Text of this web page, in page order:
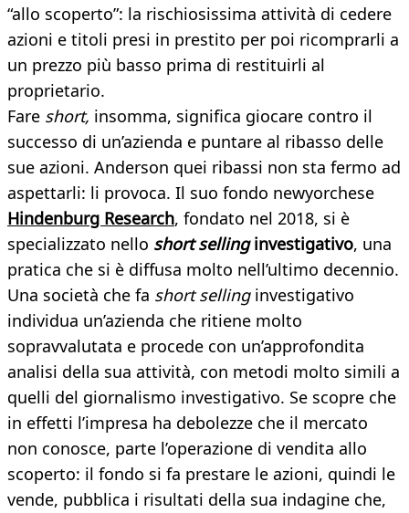
“allo scoperto”: la rischiosissima attività di cedere
azioni e titoli presi in prestito per poi ricomprarli a
un prezzo più basso prima di restituirli al
proprietario.
Fare short, insomma, significa giocare contro il
successo di un’azienda e puntare al ribasso delle
sue azioni. Anderson quei ribassi non sta fermo ad
aspettarli: li provoca. Il suo fondo newyorchese
Hindenburg Research, fondato nel 2018, si è
specializzato nello short sellinginvestigativo, una
pratica che si è diffusa molto nell’ultimo decennio.
Una società che fa short sellinginvestigativo
individua un’azienda che ritiene molto
sopravvalutata e procede con un’approfondita
analisi della sua attività, con metodi molto simili a
quelli del giornalismo investigativo. Se scopre che
in effetti l’impresa ha debolezze che il mercato
non conosce, parte l’operazione di vendita allo
scoperto: il fondo si fa prestare le azioni, quindi le
vende, pubblica i risultati della sua indagine che,